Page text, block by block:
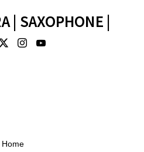
| SAXOPHONE |
Home